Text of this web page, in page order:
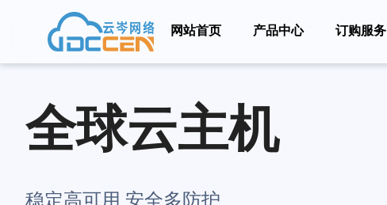
网站首页 产品中心 订购服务
全球云主机
稳定高可用 安全多防护